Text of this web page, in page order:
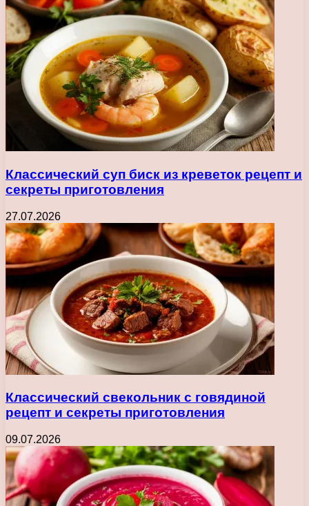
Классический суп биск из креветок рецепт и
секреты приготовления
27.07.2026
Классический свекольник с говядиной
рецепт и секреты приготовления
09.07.2026